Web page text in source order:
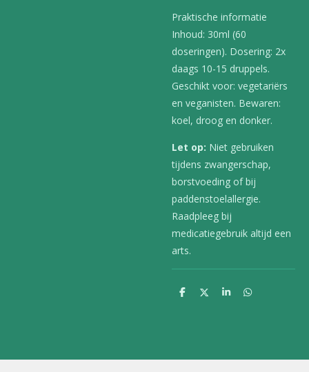
Praktische informatie
Inhoud: 30ml (60
doseringen). Dosering: 2x
daags 10-15 druppels.
Geschikt voor: vegetariërs
en veganisten. Bewaren:
koel, droog en donker.
Let op: Niet gebruiken
tijdens zwangerschap,
borstvoeding of bij
paddenstoelallergie.
Raadpleeg bij
medicatiegebruik altijd een
arts.
D
D
S
D